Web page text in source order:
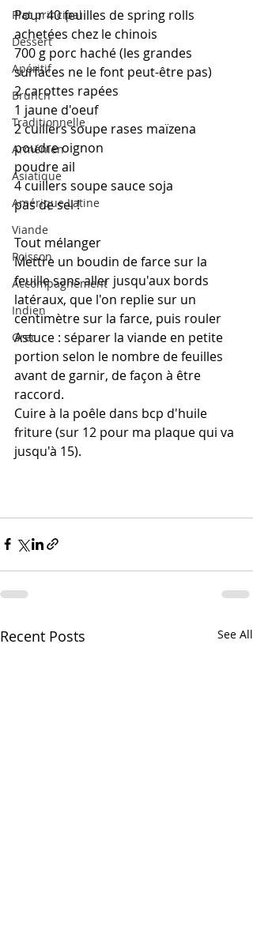
Plat principal
Dessert
Apéritif
Brunch
Traditionnelle
Arménien
Asiatique
Amérique Latine
Viande
Poisson
Accompagnement
Indien
Grec
Pour 40 feuilles de spring rolls
achetées chez le chinois
700 g porc haché (les grandes
surfaces ne le font peut-être pas)
2 carottes rapées
1 jaune d'oeuf
2 cuillers soupe rases maïzena
poudre oignon
poudre ail
4 cuillers soupe sauce soja
pas de sel !
Tout mélanger
Mettre un boudin de farce sur la
feuille sans aller jusqu'aux bords
latéraux, que l'on replie sur un
centimètre sur la farce, puis rouler
Astuce : séparer la viande en petite
portion selon le nombre de feuilles
avant de garnir, de façon à être
raccord.
Cuire à la poêle dans bcp d'huile
friture (sur 12 pour ma plaque qui va
jusqu'à 15).
Recent Posts See All